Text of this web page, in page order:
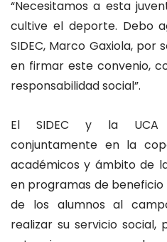
“Necesitamos a esta
cultive el deporte. Debo
SIDEC, Marco Gaxiola,
en firmar este convenio,
responsabilidad social”.
El SIDEC y la UCA
conjuntamente en la
académicos y ámbito de
en programas de
de los alumnos al
realizar su servicio social,